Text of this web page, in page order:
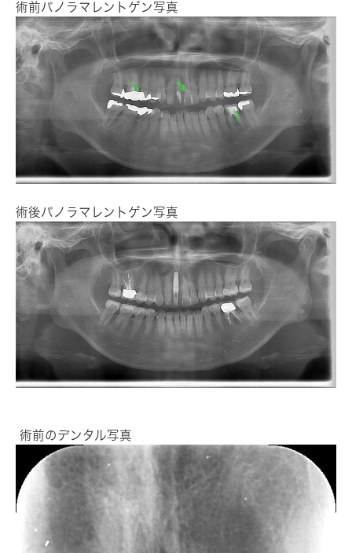
術前パノラマレントゲン写真
術後パノラマレントゲン写真
術前のデンタル写真